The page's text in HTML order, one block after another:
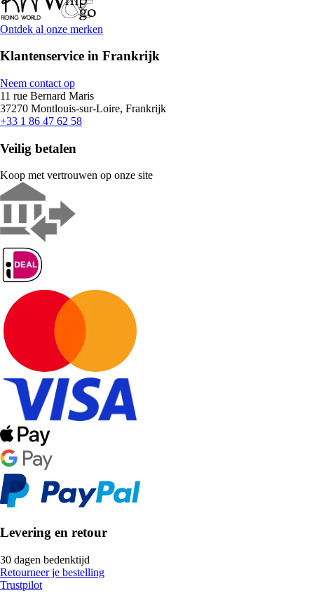
Ontdek al onze merken
Klantenservice in Frankrijk
Neem contact op
11 rue Bernard Maris
37270 Montlouis-sur-Loire, Frankrijk
+33 1 86 47 62 58
Veilig betalen
Koop met vertrouwen op onze site
Levering en retour
30 dagen bedenktijd
Retourneer je bestelling
Trustpilot